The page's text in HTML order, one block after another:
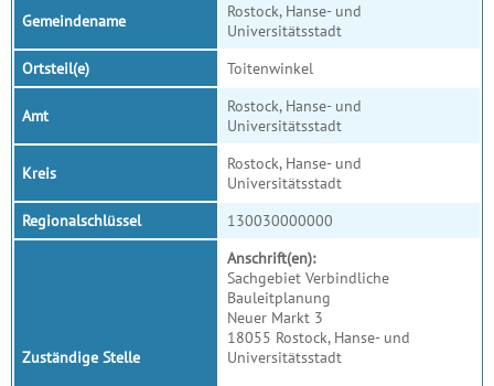
Gemeindename
Rostock, Hanse- und
Universitätsstadt
Ortsteil(e)
Toitenwinkel
Amt
Rostock, Hanse- und
Universitätsstadt
Kreis
Rostock, Hanse- und
Universitätsstadt
Regionalschlüssel
130030000000
Zuständige Stelle
Anschrift(en):
Sachgebiet Verbindliche
Bauleitplanung
Neuer Markt 3
18055 Rostock, Hanse- und
Universitätsstadt